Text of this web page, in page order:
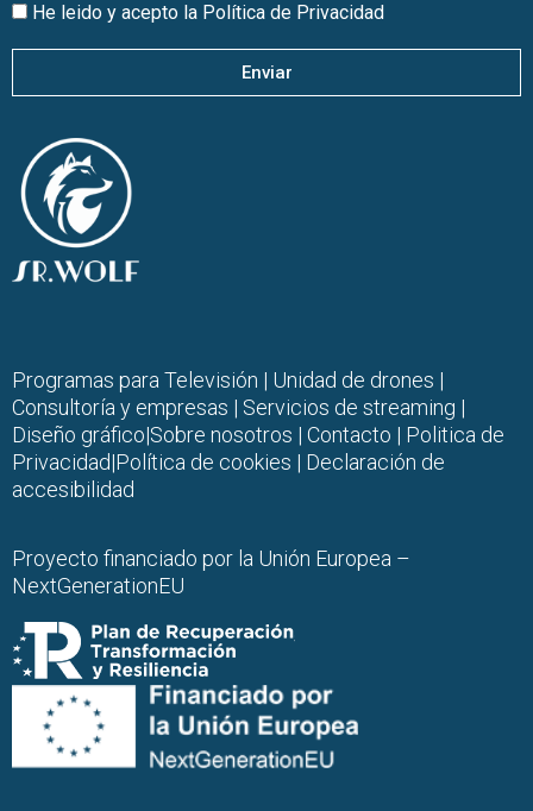
He leido y acepto la Política de Privacidad
Enviar
Programas para Televisión | Unidad de drones |
Consultoría y empresas | Servicios de streaming |
Diseño gráfico|Sobre nosotros | Contacto | Politica de
Privacidad|Política de cookies | Declaración de
accesibilidad
Proyecto financiado por la Unión Europea –
NextGenerationEU